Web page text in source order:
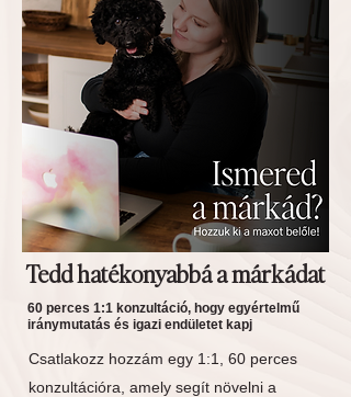
Tedd hatékonyabbá a márkádat
60 perces 1:1 konzultáció, hogy egyértelmű
iránymutatás és igazi endületet kapj
Csatlakozz hozzám egy 1:1, 60 perces
konzultációra, amely segít növelni a